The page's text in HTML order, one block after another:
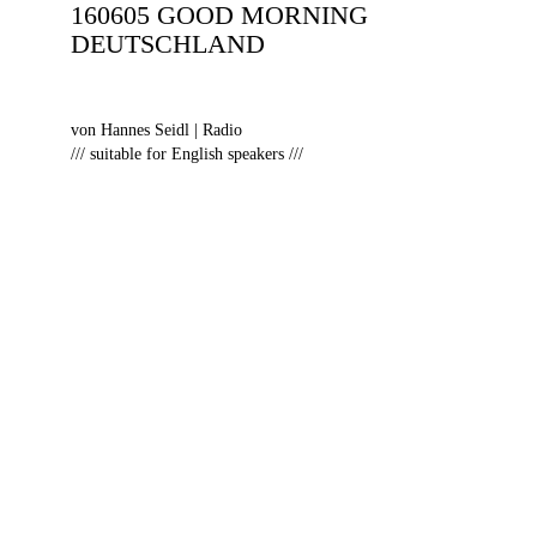
160605 GOOD MORNING
DEUTSCHLAND
von Hannes Seidl | Radio
/// suitable for English speakers ///